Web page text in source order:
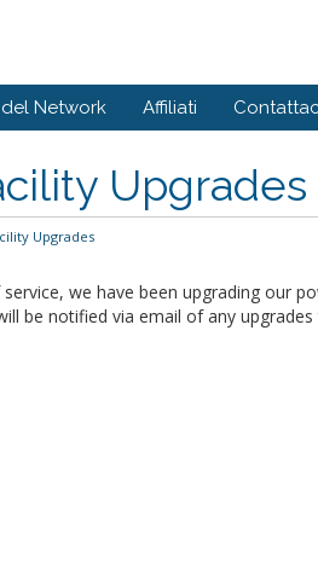
Network Affiliati
Upgrades
Upgrades
we have been upgrading our
be notified via email of any